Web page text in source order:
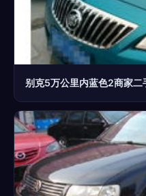
别克5万公里内蓝色2商家